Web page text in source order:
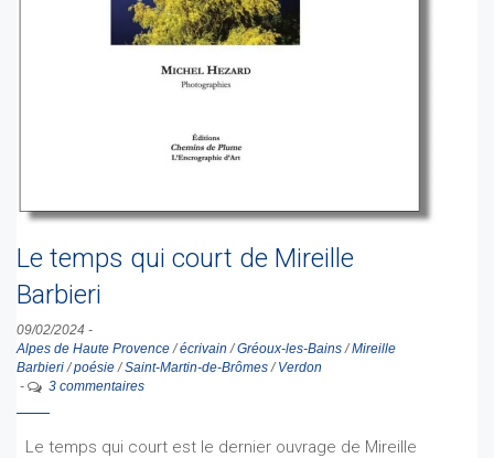
Le temps qui court de Mireille
Barbieri
09/02/2024 -
Alpes de Haute Provence/écrivain /Gréoux-les-Bains/Mireille
Barbieri/poésie/Saint-Martin-de-Brômes/ Verdon
-
3 commentaires
Le temps qui court est le dernier ouvrage de Mireille